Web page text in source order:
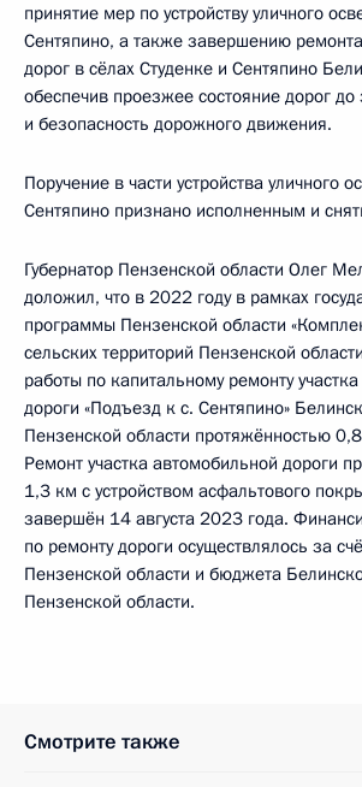
принятие мер по устройству уличного
Сентяпино, а также завершению
дорог в сёлах Студенке и Сентяпино
обеспечив проезжее состояние дорог
и безопасность дорожного движения.
Поручение в части устройства уличного
Сентяпино признано исполненным и
Губернатор Пензенской области Олег
доложил, что в 2022 году в рамках
программы Пензенской области
сельских территорий Пензенской
работы по капитальному ремонту
дороги «Подъезд к с. Сентяпино»
Пензенской области протяжённостью
Ремонт участка автомобильной дороги
1,3 км с устройством асфальтового
завершён 14 августа 2023 года.
по ремонту дороги осуществлялось за
Пензенской области и бюджета
Пензенской области.
Смотрите также